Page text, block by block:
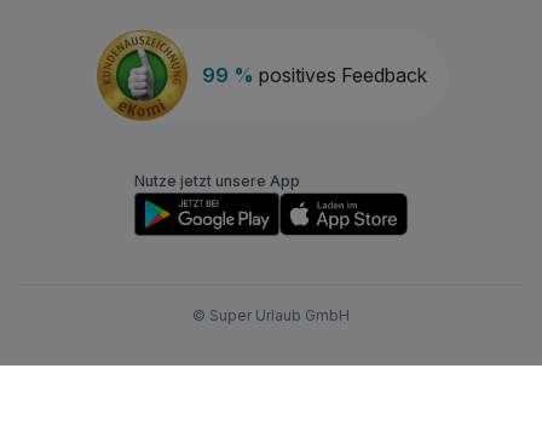
99 % positives Feedback
Nutze jetzt unsere App
© Super Urlaub GmbH